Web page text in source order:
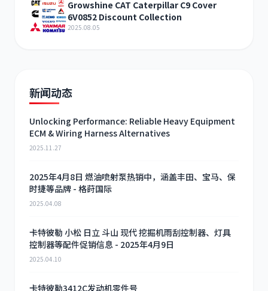
Growshine CAT Caterpillar C9 Cover
6V0852 Discount Collection
2025.08.05
新闻动态
Unlocking Performance: Reliable Heavy Equipment
ECM & Wiring Harness Alternatives
2025.11.27
2025年4月8日 燃油喷射泵热销中，涵盖丰田、宝马、保
时捷等品牌 - 格莳国际
2025.04.08
卡特彼勒 小松 日立 斗山 现代 挖掘机雨刮控制器、灯具
控制器等配件促销信息 - 2025年4月9日
2025.04.10
卡特彼勒3412C发动机零件号